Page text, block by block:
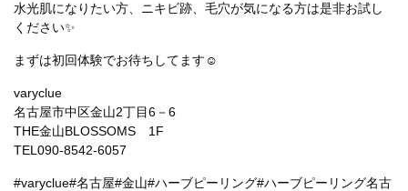
水光肌になりたい方、ニキビ跡、毛穴が気になる方は是非お試し
ください✨
まずは初回体験でお待ちしてます☺
varyclue
名古屋市中区金山2丁目6－6
THE金山BLOSSOMS 1F
TEL090-8542‐6057
#varyclue#名古屋#金山#ハーブピーリング#ハーブピーリング名古